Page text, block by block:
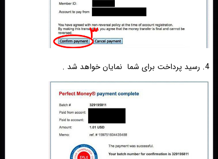
4. رسید پرداخت برای شما نمایان خواهد شد .